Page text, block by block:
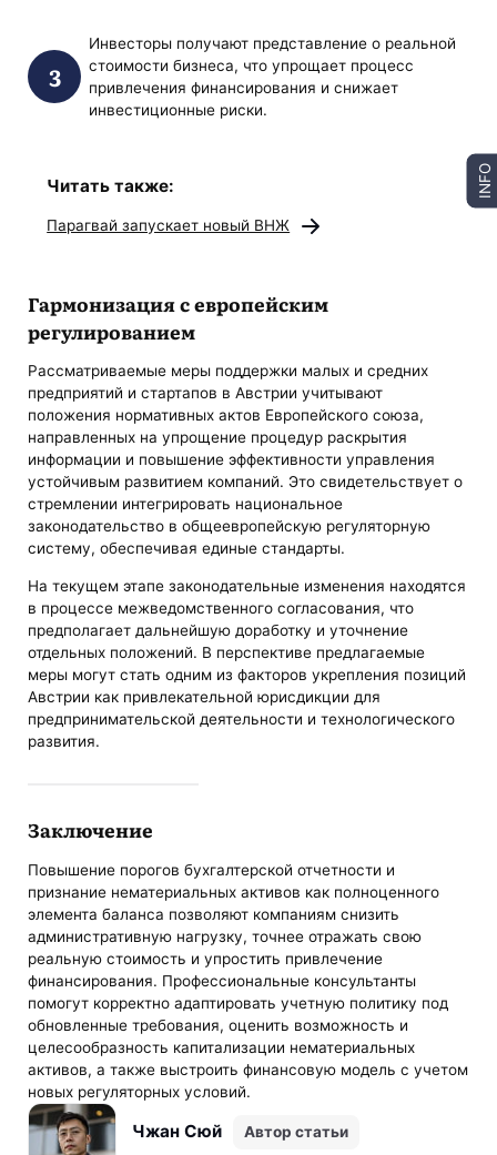
Инвесторы получают представление о реальной
стоимости бизнеса, что упрощает процесс
привлечения финансирования и снижает
инвестиционные риски.
Читать также:
Парагвай запускает новый ВНЖ
Гармонизация с европейским
регулированием
Рассматриваемые меры поддержки малых и средних
предприятий и стартапов в Австрии учитывают
положения нормативных актов Европейского союза,
направленных на упрощение процедур раскрытия
информации и повышение эффективности управления
устойчивым развитием компаний. Это свидетельствует о
стремлении интегрировать национальное
законодательство в общеевропейскую регуляторную
систему, обеспечивая единые стандарты.
На текущем этапе законодательные изменения находятся
в процессе межведомственного согласования, что
предполагает дальнейшую доработку и уточнение
отдельных положений. В перспективе предлагаемые
меры могут стать одним из факторов укрепления позиций
Австрии как привлекательной юрисдикции для
предпринимательской деятельности и технологического
развития.
Заключение
Повышение порогов бухгалтерской отчетности и
признание нематериальных активов как полноценного
элемента баланса позволяют компаниям снизить
административную нагрузку, точнее отражать свою
реальную стоимость и упростить привлечение
финансирования. Профессиональные консультанты
помогут корректно адаптировать учетную политику под
обновленные требования, оценить возможность и
целесообразность капитализации нематериальных
активов, а также выстроить финансовую модель с учетом
новых регуляторных условий.
Чжан Сюй
Автор статьи
INFO